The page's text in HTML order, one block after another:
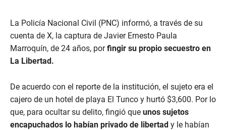
La Policía Nacional Civil (PNC) informó, a través de su
cuenta de X, la captura de Javier Ernesto Paula
Marroquín, de 24 años, porfingir su propio secuestro en
La Libertad.
De acuerdo con el reporte de la institución, el sujeto era el
cajero de un hotel de playa El Tunco y hurtó $3,600. Por lo
que, para ocultar su delito, fingió que unos sujetos
encapuchados lo habían privado de libertad y le habían